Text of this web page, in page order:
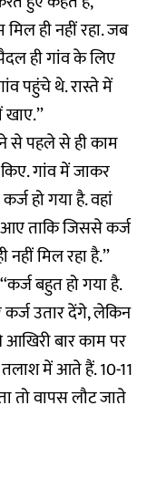
ही नहीं रहा. जब
ही गांव के लिए
पहुंचे थे. रास्ते में
से पहले से ही काम
गांव में जाकर
हो गया है. वहां
आए ताकि जिससे कर्ज
मिल रहा है.’’
बहुत हो गया है.
उतार देंगे, लेकिन
आखिरी बार काम पर
में आते हैं. 10-11
तो वापस लौट जाते